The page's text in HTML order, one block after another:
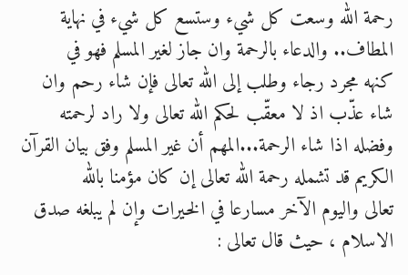
رحمة الله وسعت كل شيء وستسع كل شيء في نهاية
المطاف.. والدعاء بالرحمة وان جاز لغير المسلم فهو في
كنهه مجرد رجاء وطلب إلى الله تعالى فإن شاء رحم وان
شاء عذّب اذ لا معقّب لحكم الله تعالى ولا راد لرحمته
وفضله اذا شاء الرحمة...المهم أن غير المسلم وفق بيان القرآن
الكريم قد تشمله رحمة الله تعالى إن كان مؤمنا بالله
تعالى واليوم الآخر مسارعا في الخيرات وإن لم يبلغه صدق
الاسلام ، حيث قال تعالى :